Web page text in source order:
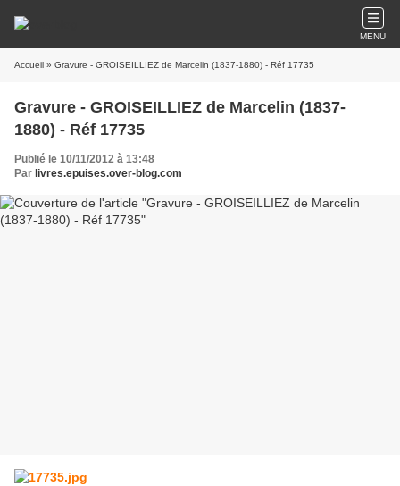
MENU
Accueil » Gravure - GROISEILLIEZ de Marcelin (1837-1880) - Réf 17735
Gravure - GROISEILLIEZ de Marcelin (1837-
1880) - Réf 17735
Publié le 10/11/2012 à 13:48
Par livres.epuises.over-blog.com